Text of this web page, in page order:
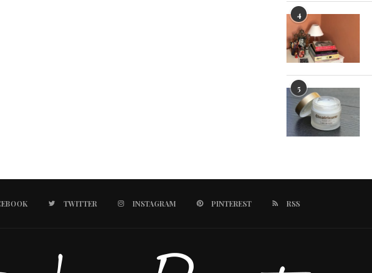
4
5
TWITTER INSTAGRAM PINTEREST RSS